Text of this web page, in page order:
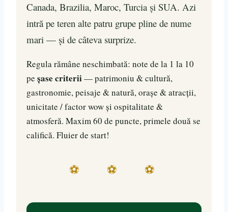
Canada, Brazilia, Maroc, Turcia și SUA. Azi
intră pe teren alte patru grupe pline de nume
mari — și de câteva surprize.
Regula rămâne neschimbată: note de la 1 la 10
pe șase criterii— patrimoniu & cultură,
gastronomie, peisaje & natură, orașe & atracții,
unicitate / factor wow și ospitalitate &
atmosferă. Maxim 60 de puncte, primele două se
califică. Fluier de start!
⚽ ⚽ ⚽